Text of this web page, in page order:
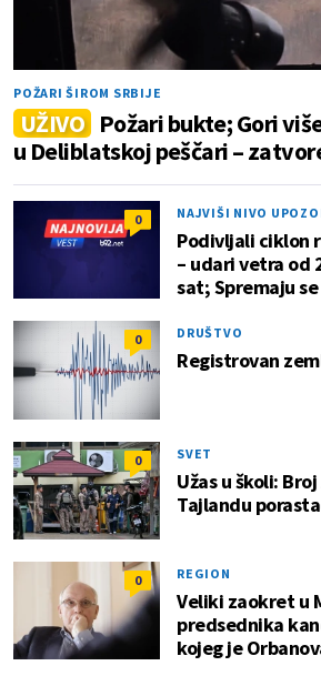
POŽARI ŠIROM SRBIJE
UŽIVO Požari bukte; Gori
u Deliblatskoj peščari –
0 NAJVIŠI NIVO
Podivljali ciklon
– udari vetra od
sat; Spremaju se
0 DRUŠTVO
Registrovan
0 SVET
Užas u školi:
Tajlandu
0 REGION
Veliki zaokret u
predsednika
kojeg je